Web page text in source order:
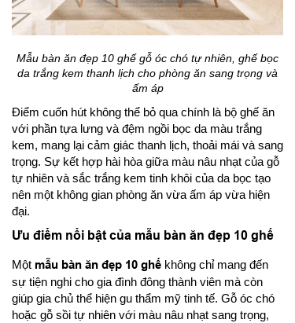
Mẫu bàn ăn đẹp 10 ghế gỗ óc chó tự nhiên, ghế bọc
da trắng kem thanh lịch cho phòng ăn sang trọng và
ấm áp
Điểm cuốn hút không thể bỏ qua chính là bộ ghế ăn
với phần tựa lưng và đệm ngồi bọc da màu trắng
kem, mang lại cảm giác thanh lịch, thoải mái và sang
trọng. Sự kết hợp hài hòa giữa màu nâu nhạt của gỗ
tự nhiên và sắc trắng kem tinh khôi của da bọc tạo
nên một không gian phòng ăn vừa ấm áp vừa hiện
đại.
Ưu điểm nổi bật của mẫu bàn ăn đẹp 10 ghế
Một mẫu bàn ăn đẹp 10 ghế không chỉ mang đến
sự tiện nghi cho gia đình đông thành viên mà còn
giúp gia chủ thể hiện gu thẩm mỹ tinh tế. Gỗ óc chó
hoặc gỗ sồi tự nhiên với màu nâu nhạt sang trọng,